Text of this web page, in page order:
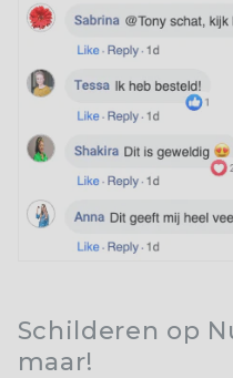
Schilderen op
maar!